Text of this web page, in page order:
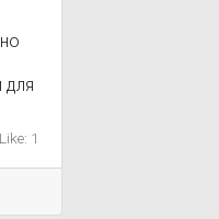
для
Like: 1